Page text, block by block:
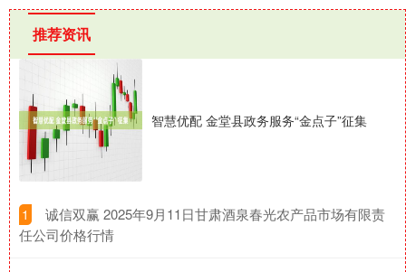
推荐资讯
智慧优配 金堂县政务服务“金点子”征集
1
​诚信双赢 2025年9月11日甘肃酒泉春光农产品市场有限责
任公司价格行情